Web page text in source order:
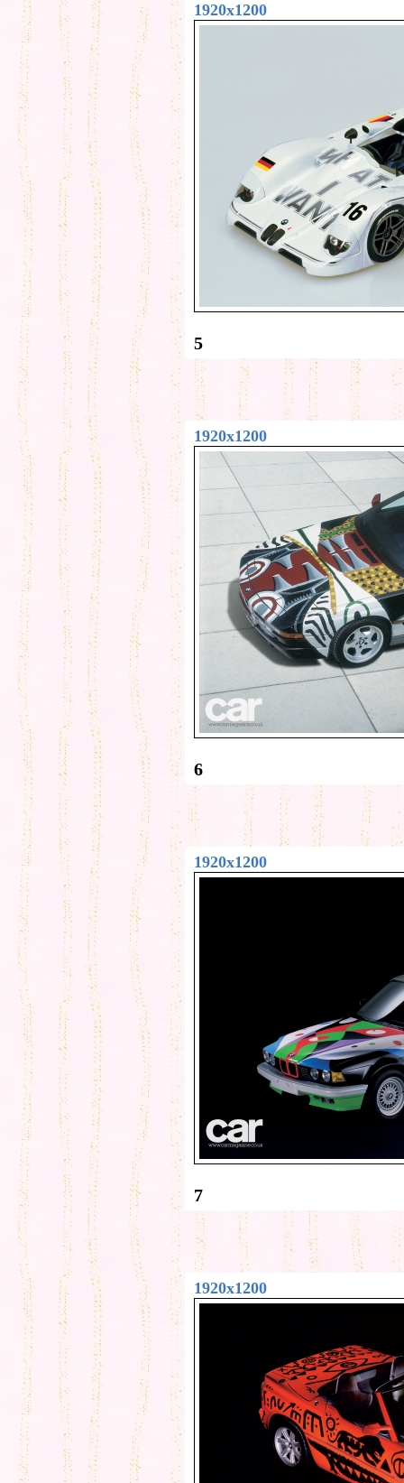
1920x1200
5
1920x1200
6
1920x1200
7
1920x1200